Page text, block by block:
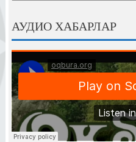
АУДИО ХАБАРЛАР